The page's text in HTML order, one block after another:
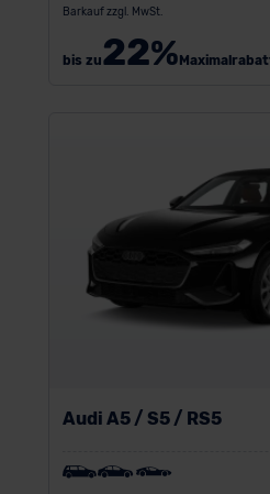
Barkauf zzgl. MwSt.
bis zu22%
Audi A5 / S5 / RS5